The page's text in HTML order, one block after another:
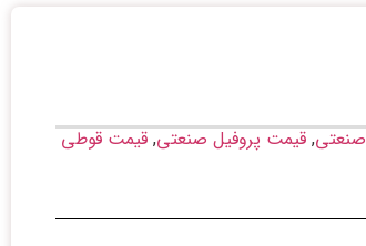
صنعتی,قیمت پروفیل صنعتی,قیمت قوطی